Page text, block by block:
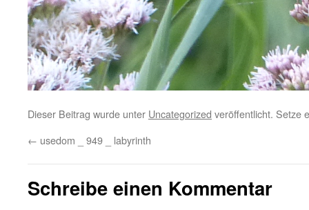
Dieser Beitrag wurde unter Uncategorized veröffentlicht. Setze
← usedom _ 949 _ labyrinth
Schreibe einen Kommentar